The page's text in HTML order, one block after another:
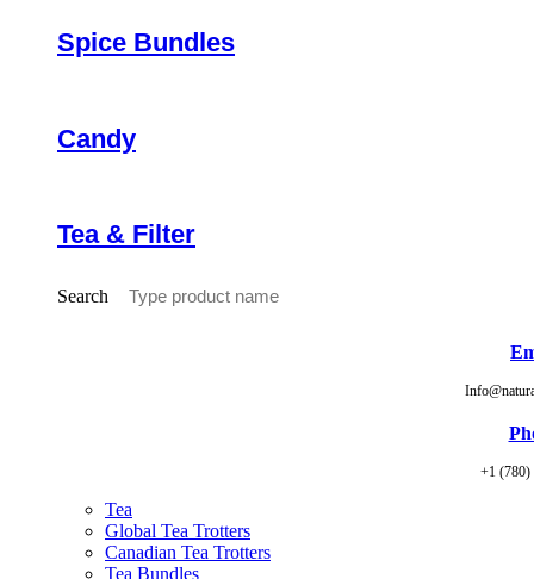
Spice Bundles
Candy
Tea & Filter
Search
+1 (780)
Tea
Global Tea Trotters
Canadian Tea Trotters
Tea Bundles